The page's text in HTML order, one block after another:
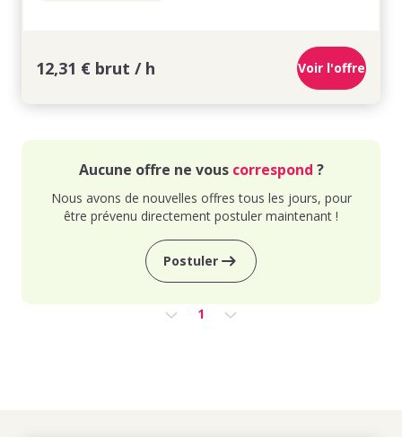
12,31 € brut / h Voir l'offre
Aucune offre ne vous correspond ?
Nous avons de nouvelles offres tous les jours, pour
être prévenu directement postuler maintenant !
Postuler
1